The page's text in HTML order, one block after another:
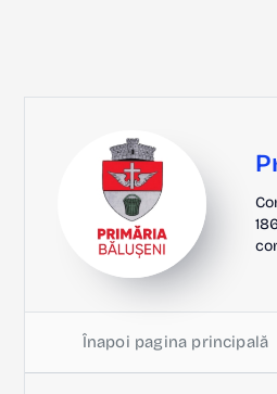
Înapoi pagina principală